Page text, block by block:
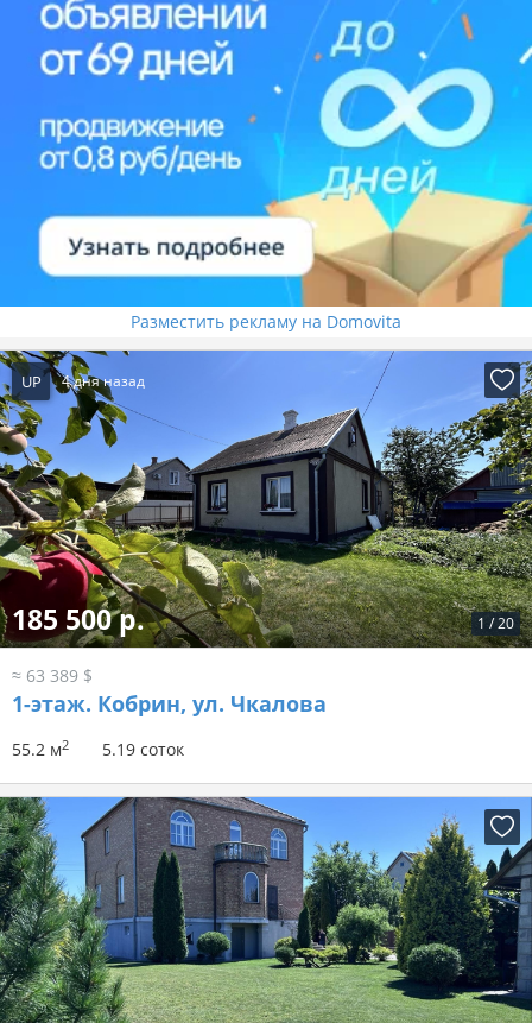
Разместить рекламу на Domovita
UP 4 дня назад
1 /20
185 500 р.
≈ 63 389 $
1-этаж. Кобрин, ул. Чкалова
55.2 м2 5.19 соток